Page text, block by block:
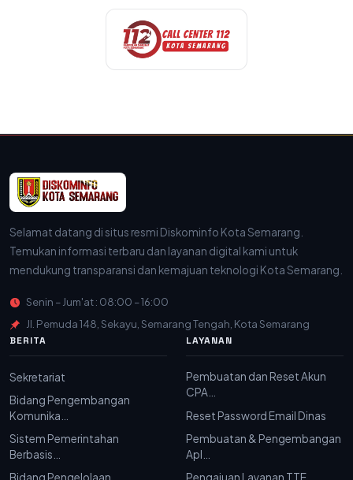
Selamat datang di situs resmi Diskominfo Kota Semarang.
Temukan informasi terbaru dan layanan digital kami untuk
mendukung transparansi dan kemajuan teknologi Kota Semarang.
Senin – Jum'at : 08:00 – 16:00
Jl. Pemuda 148, Sekayu, Semarang Tengah, Kota Semarang
BERITA
Sekretariat
Bidang Pengembangan
Komunika…
Sistem Pemerintahan
Berbasis…
Bidang Pengelolaan
LAYANAN
Pembuatan dan Reset Akun
CPA…
Reset Password Email Dinas
Pembuatan & Pengembangan
Apl…
Pengajuan Layanan TTE